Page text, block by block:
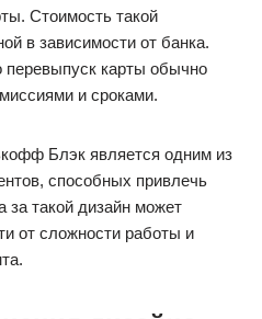
Стоимость такой
в зависимости от банка.
перевыпуск карты обычно
и сроками.
Блэк является одним из
способных привлечь
за такой дизайн может
от сложности работы и